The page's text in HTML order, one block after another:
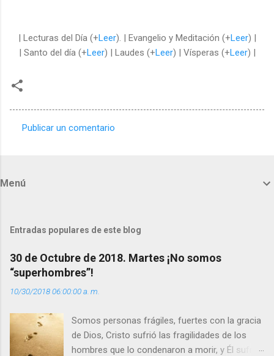
| Lecturas del Día (+Leer). | Evangelio y Meditación (+Leer) |
| Santo del día (+Leer) | Laudes (+Leer) | Vísperas (+Leer) |
t
r
i
o
s
Publicar un comentario
Menú
Entradas populares de este blog
30 de Octubre de 2018. Martes ¡No somos
“superhombres”!
10/30/2018 06:00:00 a. m.
Somos personas frágiles, fuertes con la gracia
de Dios, Cristo sufrió las fragilidades de los
hombres que lo condenaron a morir, y Él sufrió